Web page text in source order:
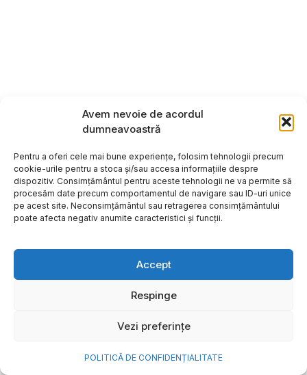
Avem nevoie de acordul
dumneavoastră
Pentru a oferi cele mai bune experiențe, folosim tehnologii precum
cookie-urile pentru a stoca și/sau accesa informațiile despre
dispozitiv. Consimțământul pentru aceste tehnologii ne va permite să
procesăm date precum comportamentul de navigare sau ID-uri unice
pe acest site. Neconsimțământul sau retragerea consimțământului
poate afecta negativ anumite caracteristici și funcții.
Accept
Respinge
Vezi preferințe
POLITICĂ DE CONFIDENȚIALITATE